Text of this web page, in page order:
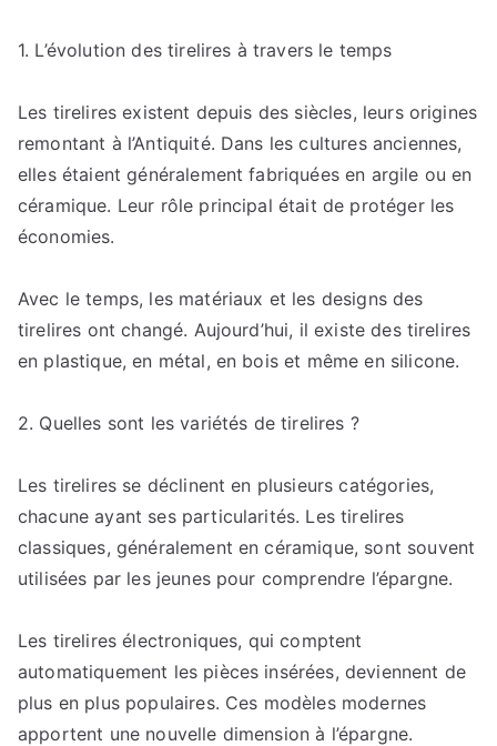
à
1. L’évolution des tirelires à travers le temps
Les tirelires existent depuis des siècles, leurs origines
remontant à l’Antiquité. Dans les cultures anciennes,
elles étaient généralement fabriquées en argile ou en
céramique. Leur rôle principal était de protéger les
économies.
Avec le temps, les matériaux et les designs des
tirelires ont changé. Aujourd’hui, il existe des tirelires
en plastique, en métal, en bois et même en silicone.
2. Quelles sont les variétés de tirelires ?
Les tirelires se déclinent en plusieurs catégories,
chacune ayant ses particularités. Les tirelires
classiques, généralement en céramique, sont souvent
utilisées par les jeunes pour comprendre l’épargne.
Les tirelires électroniques, qui comptent
automatiquement les pièces insérées, deviennent de
plus en plus populaires. Ces modèles modernes
apportent une nouvelle dimension à l’épargne.